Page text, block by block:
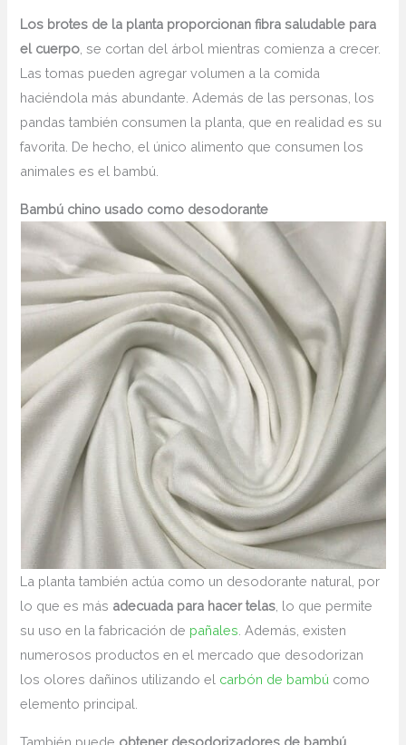
Los brotes de la planta proporcionan fibra saludable para
el cuerpo, se cortan del árbol mientras comienza a crecer.
Las tomas pueden agregar volumen a la comida
haciéndola más abundante. Además de las personas, los
pandas también consumen la planta, que en realidad es su
favorita. De hecho, el único alimento que consumen los
animales es el bambú.
Bambú chino usado como desodorante
La planta también actúa como un desodorante natural, por
lo que es más adecuada para hacer telas , lo que permite
su uso en la fabricación de pañales . Además, existen
numerosos productos en el mercado que desodorizan
los olores dañinos utilizando el carbón de bambú como
elemento principal.
También puede obtener desodorizadores de bambú